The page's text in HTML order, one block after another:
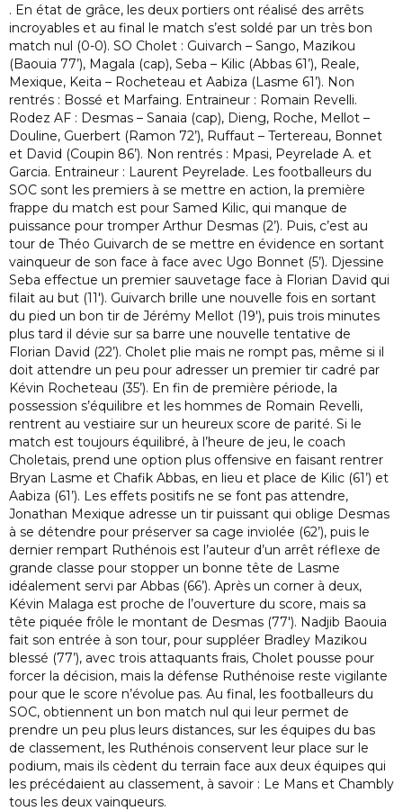
. En état de grâce, les deux portiers ont réalisé des arrêts
incroyables et au final le match s’est soldé par un très bon
match nul (0-0). SO Cholet : Guivarch – Sango, Mazikou
(Baouia 77’), Magala (cap), Seba – Kilic (Abbas 61’), Reale,
Mexique, Keita – Rocheteau et Aabiza (Lasme 61’). Non
rentrés : Bossé et Marfaing. Entraineur : Romain Revelli.
Rodez AF : Desmas – Sanaia (cap), Dieng, Roche, Mellot –
Douline, Guerbert (Ramon 72’), Ruffaut – Tertereau, Bonnet
et David (Coupin 86’). Non rentrés : Mpasi, Peyrelade A. et
Garcia. Entraineur : Laurent Peyrelade. Les footballeurs du
SOC sont les premiers à se mettre en action, la première
frappe du match est pour Samed Kilic, qui manque de
puissance pour tromper Arthur Desmas (2’). Puis, c’est au
tour de Théo Guivarch de se mettre en évidence en sortant
vainqueur de son face à face avec Ugo Bonnet (5’). Djessine
Seba effectue un premier sauvetage face à Florian David qui
filait au but (11′). Guivarch brille une nouvelle fois en sortant
du pied un bon tir de Jérémy Mellot (19′), puis trois minutes
plus tard il dévie sur sa barre une nouvelle tentative de
Florian David (22’). Cholet plie mais ne rompt pas, même si il
doit attendre un peu pour adresser un premier tir cadré par
Kévin Rocheteau (35’). En fin de première période, la
possession s’équilibre et les hommes de Romain Revelli,
rentrent au vestiaire sur un heureux score de parité. Si le
match est toujours équilibré, à l’heure de jeu, le coach
Choletais, prend une option plus offensive en faisant rentrer
Bryan Lasme et Chafik Abbas, en lieu et place de Kilic (61’) et
Aabiza (61’). Les effets positifs ne se font pas attendre,
Jonathan Mexique adresse un tir puissant qui oblige Desmas
à se détendre pour préserver sa cage inviolée (62’), puis le
dernier rempart Ruthénois est l’auteur d’un arrêt réflexe de
grande classe pour stopper un bonne tête de Lasme
idéalement servi par Abbas (66’). Après un corner à deux,
Kévin Malaga est proche de l’ouverture du score, mais sa
tête piquée frôle le montant de Desmas (77′). Nadjib Baouia
fait son entrée à son tour, pour suppléer Bradley Mazikou
blessé (77’), avec trois attaquants frais, Cholet pousse pour
forcer la décision, mais la défense Ruthénoise reste vigilante
pour que le score n’évolue pas. Au final, les footballeurs du
SOC, obtiennent un bon match nul qui leur permet de
prendre un peu plus leurs distances, sur les équipes du bas
de classement, les Ruthénois conservent leur place sur le
podium, mais ils cèdent du terrain face aux deux équipes qui
les précédaient au classement, à savoir : Le Mans et Chambly
tous les deux vainqueurs.